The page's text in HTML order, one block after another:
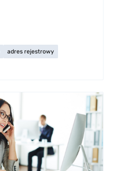
adres rejestrowy